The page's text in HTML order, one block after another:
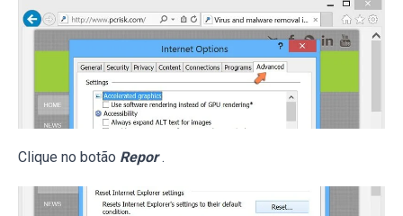
Clique no botão Repor .